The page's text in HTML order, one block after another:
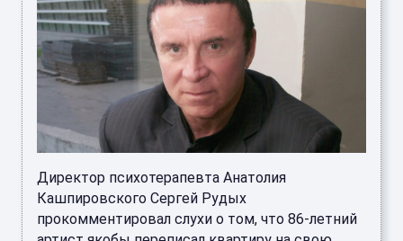
Директор психотерапевта Анатолия
Кашпировского Сергей Рудых
прокомментировал слухи о том, что 86-летний